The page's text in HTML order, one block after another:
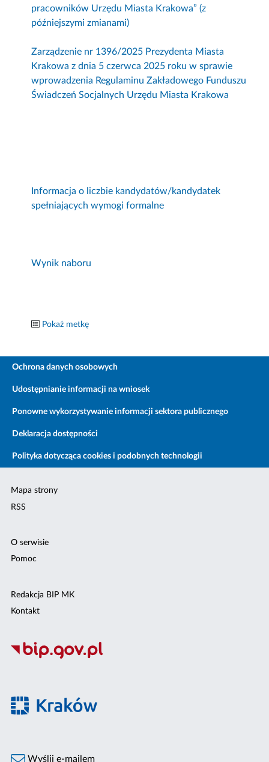
pracowników Urzędu Miasta Krakowa” (z
późniejszymi zmianami)
Zarządzenie nr 1396/2025 Prezydenta Miasta
Krakowa z dnia 5 czerwca 2025 roku w sprawie
wprowadzenia Regulaminu Zakładowego Funduszu
Świadczeń Socjalnych Urzędu Miasta Krakowa
Informacja o liczbie kandydatów/kandydatek
spełniających wymogi formalne
Wynik naboru
Pokaż metkę
Ochrona danych osobowych
Udostępnianie informacji na wniosek
Ponowne wykorzystywanie informacji sektora publicznego
Deklaracja dostępności
Polityka dotycząca cookies i podobnych technologii
Mapa strony
RSS
O serwisie
Pomoc
Redakcja BIP MK
Kontakt
Wyślij e-mailem